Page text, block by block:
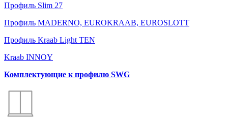
Профиль Slim 27
Профиль MADERNO, EUROKRAAB, EUROSLOTT
Профиль Kraab Light TEN
Kraab INNOY
Комплектующие к профилю SWG